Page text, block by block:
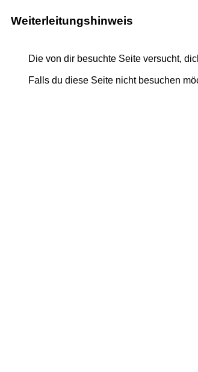
Weiterleitungshinweis
Die von dir besuchte Seite versucht,
Falls du diese Seite nicht besuchen